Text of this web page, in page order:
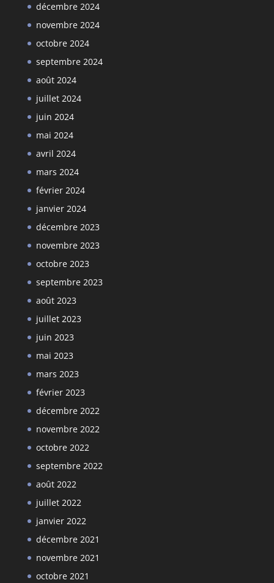
décembre 2024
novembre 2024
octobre 2024
septembre 2024
août 2024
juillet 2024
juin 2024
mai 2024
avril 2024
mars 2024
février 2024
janvier 2024
décembre 2023
novembre 2023
octobre 2023
septembre 2023
août 2023
juillet 2023
juin 2023
mai 2023
mars 2023
février 2023
décembre 2022
novembre 2022
octobre 2022
septembre 2022
août 2022
juillet 2022
janvier 2022
décembre 2021
novembre 2021
octobre 2021